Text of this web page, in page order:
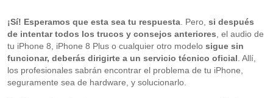
¡Sí! Esperamos que esta sea tu respuesta. Pero, si después
de intentar todos los trucos y consejos anteriores , el audio de
tu iPhone 8, iPhone 8 Plus o cualquier otro modelo sigue sin
funcionar, deberás dirigirte a un servicio técnico oficial . Allí,
los profesionales sabrán encontrar el problema de tu iPhone,
seguramente sea de hardware, y solucionarlo.